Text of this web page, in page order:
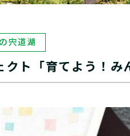
宍道湖
ト「育てよう！み